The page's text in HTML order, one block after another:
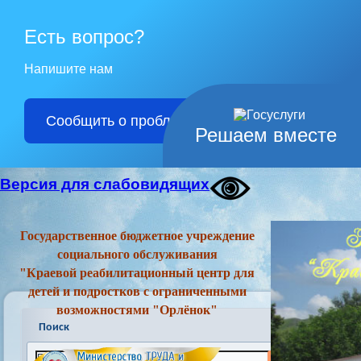
Решаем вместе
Есть вопрос?
Напишите нам
Сообщить о проблеме
Версия для слабовидящих
Государственное бюджетное учреждение
социального обслуживания
"Краевой реабилитационный центр для
детей и подростков с ограниченными
возможностями "Орлёнок"
Поиск